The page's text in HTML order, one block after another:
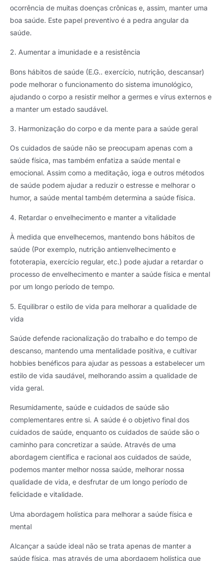
ocorrência de muitas doenças crônicas e, assim, manter uma
boa saúde. Este papel preventivo é a pedra angular da
saúde.
2. Aumentar a imunidade e a resistência
Bons hábitos de saúde (E.G.. exercício, nutrição, descansar)
pode melhorar o funcionamento do sistema imunológico,
ajudando o corpo a resistir melhor a germes e vírus externos e
a manter um estado saudável.
3. Harmonização do corpo e da mente para a saúde geral
Os cuidados de saúde não se preocupam apenas com a
saúde física, mas também enfatiza a saúde mental e
emocional. Assim como a meditação, ioga e outros métodos
de saúde podem ajudar a reduzir o estresse e melhorar o
humor, a saúde mental também determina a saúde física.
4. Retardar o envelhecimento e manter a vitalidade
À medida que envelhecemos, mantendo bons hábitos de
saúde (Por exemplo, nutrição antienvelhecimento e
fototerapia, exercício regular, etc.) pode ajudar a retardar o
processo de envelhecimento e manter a saúde física e mental
por um longo período de tempo.
5. Equilibrar o estilo de vida para melhorar a qualidade de
vida
Saúde defende racionalização do trabalho e do tempo de
descanso, mantendo uma mentalidade positiva, e cultivar
hobbies benéficos para ajudar as pessoas a estabelecer um
estilo de vida saudável, melhorando assim a qualidade de
vida geral.
Resumidamente, saúde e cuidados de saúde são
complementares entre si. A saúde é o objetivo final dos
cuidados de saúde, enquanto os cuidados de saúde são o
caminho para concretizar a saúde. Através de uma
abordagem científica e racional aos cuidados de saúde,
podemos manter melhor nossa saúde, melhorar nossa
qualidade de vida, e desfrutar de um longo período de
felicidade e vitalidade.
Uma abordagem holística para melhorar a saúde física e
mental
Alcançar a saúde ideal não se trata apenas de manter a
saúde física, mas através de uma abordagem holística que